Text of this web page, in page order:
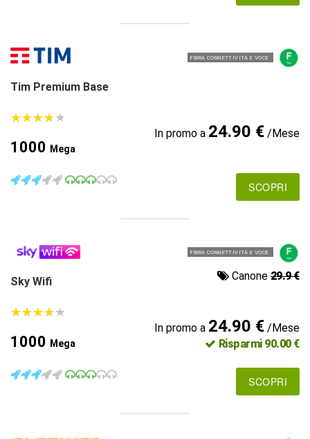
FIBRA CONNETTIVITÀ E VOCE
Tim Premium Base
★★★★★
★★★★★
1000 Mega
In promo a 24.90 €/Mese
SCOPRI
FIBRA CONNETTIVITÀ E VOCE
Sky Wifi Canone 29.9 €
★★★★★
★★★★★
1000 Mega
In promo a 24.90 €/Mese
Risparmi 90.00 €
SCOPRI